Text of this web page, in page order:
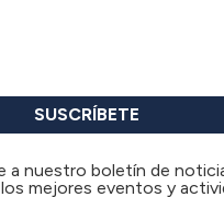
SUSCRÍBETE
a nuestro boletín de
mejores eventos y